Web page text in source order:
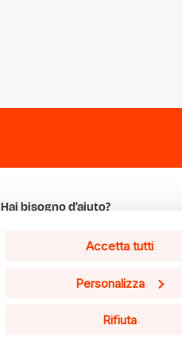
Accetta tutti
Personalizza
Rifiuta
Hai bisogno d’aiuto?
Siamo a disposizione per qualsiasi
ulteriore informazione.